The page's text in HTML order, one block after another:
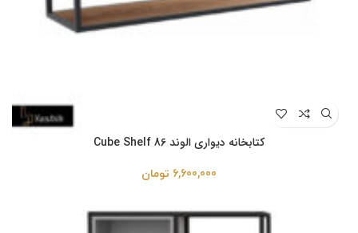
کتابخانه دیواری الوند Cube Shelf 86
6,600,000 تومان